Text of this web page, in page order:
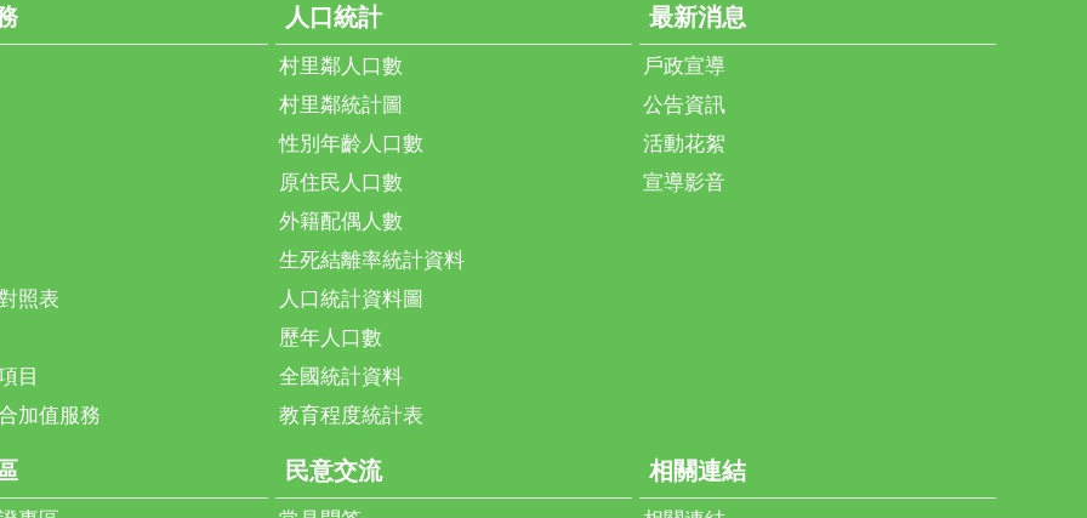
自福建的陳家宥女士，在歷經人生低谷後勇敢重生，獨力扶養子
女成長。 民政處長蕭德恕表示，雲林縣長期推動新住民模範
母親表揚，具指標性意義。今年受表揚的母親們，以堅強與柔韌
撐起家庭，是社會中最溫暖且穩定的力量。透過表揚活動，期盼
鼓勵更多新住民積極融入在地生活，並促進社會對多元文化的理
策與服務，深化關懷機制，營造友善共融的生活環境，攜手打造
胡滋云、陳建梅、裴氏水、陳玥汝、駱月青、吳素玲、黃氏雪
梅、洪明理、黃璋麗、范芸真、姚沛辰、張春華、阮秋妝、阮氏
照表
目
加值服務
人口統計
村里鄰人口數
村里鄰統計圖
性別年齡人口數
原住民人口數
外籍配偶人數
生死結離率統計資料
人口統計資料圖
歷年人口數
全國統計資料
教育程度統計表
最新消息
戶政宣導
公告資訊
活動花絮
宣導影音
民意交流 相關連結